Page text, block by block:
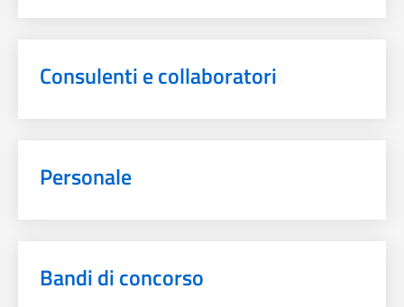
Consulenti e collaboratori
Personale
Bandi di concorso